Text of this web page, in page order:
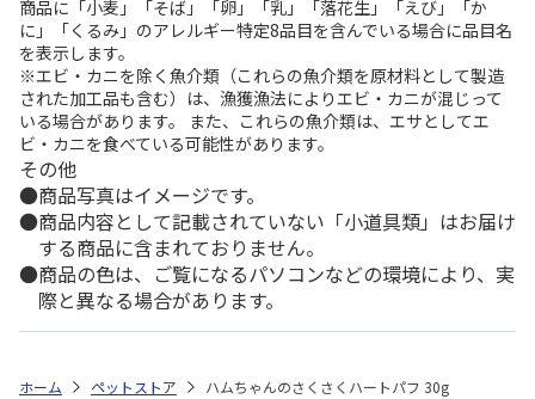
商品に「小麦」「そば」「卵」「乳」「落花生」「えび」「か
に」「くるみ」のアレルギー特定8品目を含んでいる場合に品目名
を表示します。
※エビ・カニを除く魚介類（これらの魚介類を原材料として製造
された加工品も含む）は、漁獲漁法によりエビ・カニが混じって
いる場合があります。 また、これらの魚介類は、エサとしてエ
ビ・カニを食べている可能性があります。
その他
商品写真はイメージです。
商品内容として記載されていない「小道具類」はお届け
する商品に含まれておりません。
商品の色は、ご覧になるパソコンなどの環境により、実
際と異なる場合があります。
ホーム ペットストア ハムちゃんのさくさくハートパフ 30g